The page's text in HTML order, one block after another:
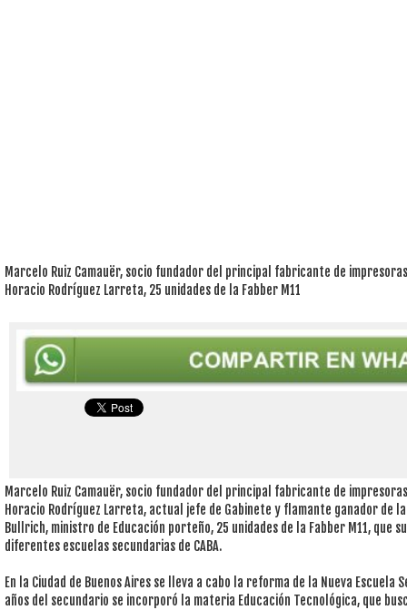
Marcelo Ruiz Camauër, socio fundador del principal fabricante de
Horacio Rodríguez Larreta, 25 unidades de la Fabber M11
Marcelo Ruiz Camauër, socio fundador del principal fabricante de
Horacio Rodríguez Larreta, actual jefe de Gabinete y flamante ganador de
Bullrich, ministro de Educación porteño, 25 unidades de la Fabber M11, que
diferentes escuelas secundarias de CABA.
En la Ciudad de Buenos Aires se lleva a cabo la reforma de la Nueva Escuela
años del secundario se incorporó la materia Educación Tecnológica, que